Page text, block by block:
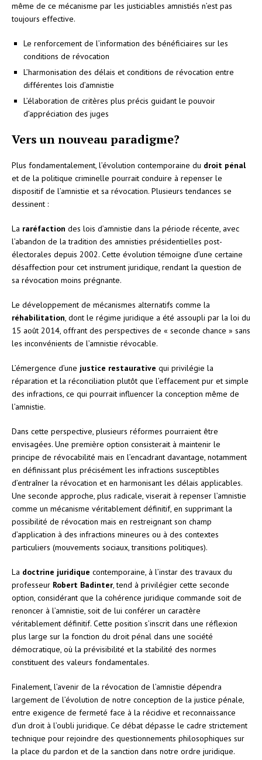
même de ce mécanisme par les justiciables amnistiés n’est pas
toujours effective.
Le renforcement de l’information des bénéficiaires sur les
conditions de révocation
L’harmonisation des délais et conditions de révocation entre
différentes lois d’amnistie
L’élaboration de critères plus précis guidant le pouvoir
d’appréciation des juges
Vers un nouveau paradigme?
Plus fondamentalement, l’évolution contemporaine du droit pénal
et de la politique criminelle pourrait conduire à repenser le
dispositif de l’amnistie et sa révocation. Plusieurs tendances se
dessinent :
La raréfaction des lois d’amnistie dans la période récente, avec
l’abandon de la tradition des amnisties présidentielles post-
électorales depuis 2002. Cette évolution témoigne d’une certaine
désaffection pour cet instrument juridique, rendant la question de
sa révocation moins prégnante.
Le développement de mécanismes alternatifs comme la
réhabilitation, dont le régime juridique a été assoupli par la loi du
15 août 2014, offrant des perspectives de « seconde chance » sans
les inconvénients de l’amnistie révocable.
L’émergence d’une justice restaurative qui privilégie la
réparation et la réconciliation plutôt que l’effacement pur et simple
des infractions, ce qui pourrait influencer la conception même de
l’amnistie.
Dans cette perspective, plusieurs réformes pourraient être
envisagées. Une première option consisterait à maintenir le
principe de révocabilité mais en l’encadrant davantage, notamment
en définissant plus précisément les infractions susceptibles
d’entraîner la révocation et en harmonisant les délais applicables.
Une seconde approche, plus radicale, viserait à repenser l’amnistie
comme un mécanisme véritablement définitif, en supprimant la
possibilité de révocation mais en restreignant son champ
d’application à des infractions mineures ou à des contextes
particuliers (mouvements sociaux, transitions politiques).
La doctrine juridique contemporaine, à l’instar des travaux du
professeur Robert Badinter, tend à privilégier cette seconde
option, considérant que la cohérence juridique commande soit de
renoncer à l’amnistie, soit de lui conférer un caractère
véritablement définitif. Cette position s’inscrit dans une réflexion
plus large sur la fonction du droit pénal dans une société
démocratique, où la prévisibilité et la stabilité des normes
constituent des valeurs fondamentales.
Finalement, l’avenir de la révocation de l’amnistie dépendra
largement de l’évolution de notre conception de la justice pénale,
entre exigence de fermeté face à la récidive et reconnaissance
d’un droit à l’oubli juridique. Ce débat dépasse le cadre strictement
technique pour rejoindre des questionnements philosophiques sur
la place du pardon et de la sanction dans notre ordre juridique.